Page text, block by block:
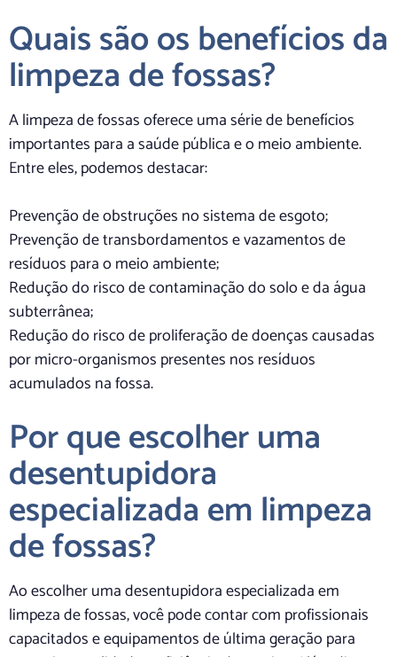
Quais são os benefícios da
limpeza de fossas?
A limpeza de fossas oferece uma série de benefícios
importantes para a saúde pública e o meio ambiente.
Entre eles, podemos destacar:
Prevenção de obstruções no sistema de esgoto;
Prevenção de transbordamentos e vazamentos de
resíduos para o meio ambiente;
Redução do risco de contaminação do solo e da água
subterrânea;
Redução do risco de proliferação de doenças causadas
por micro-organismos presentes nos resíduos
acumulados na fossa.
Por que escolher uma
desentupidora
especializada em limpeza
de fossas?
Ao escolher uma desentupidora especializada em
limpeza de fossas, você pode contar com profissionais
capacitados e equipamentos de última geração para